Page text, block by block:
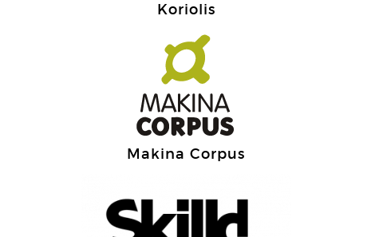
Koriolis
Makina Corpus